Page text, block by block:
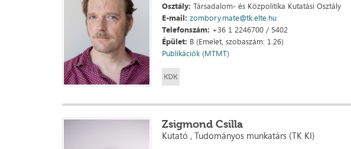
Osztály: Társadalom- és Közpolitika Kutatási Osztály
E-mail: zombory.mate@tk.elte.hu
Telefonszám: +36 1 2246700 / 5402
Épület: B (Emelet, szobaszám: 1.26)
Publikációk (MTMT)
Zsigmond Csilla
Kutató , Tudományos munkatárs (TK KI)